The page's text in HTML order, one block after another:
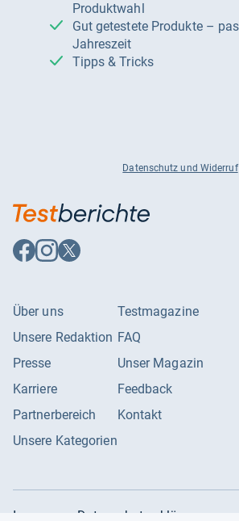
Produktwahl
Gut getestete Produkte – passend zur
Jahreszeit
Tipps & Tricks
Datenschutz und Widerruf
Auf
Facebook
Auf
Instagram
Auf
X
Über uns
Unsere Redaktion
Presse
Karriere
Partnerbereich
Unsere Kategorien
Testmagazine
FAQ
Unser Magazin
Feedback
Kontakt
Impressum Datenschutzerklärung